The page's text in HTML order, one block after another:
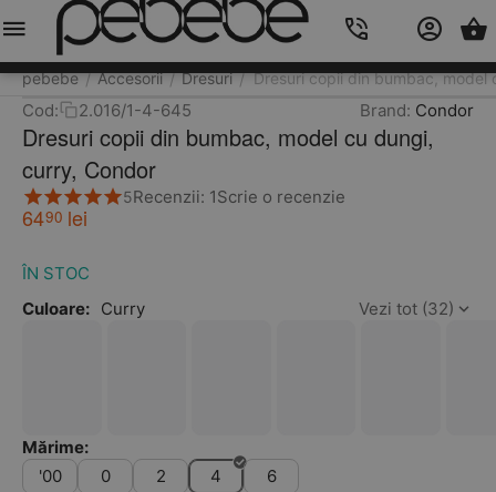
pebebe / Accesorii / Dresuri / Dresuri copii din bumbac, model
Cod: 2.016/1-4-645 Brand: Condor
Dresuri copii din bumbac, model cu dungi,
curry, Condor
5Recenzii: 1Scrie o recenzie
6490 lei
ÎN STOC
Culoare: Curry Vezi tot (32)
Mărime:
'00
0 2 4 6
Meniu Caută Cos